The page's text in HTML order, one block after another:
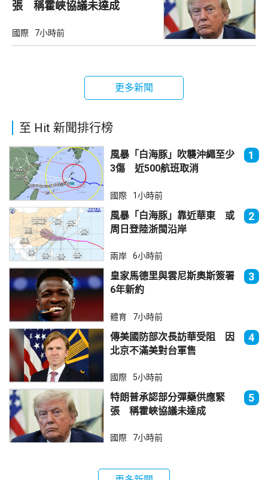
張 稱霍峽協議未達成
國際 7小時前
更多新聞
至 Hit 新聞排行榜
風暴「白海豚」吹襲沖繩至少
3傷 近500航班取消
1
國際 1小時前
風暴「白海豚」靠近華東 或
周日登陸浙閩沿岸
2
兩岸 6小時前
皇家馬德里與雲尼斯奧斯簽署
6年新約
3
體育 7小時前
傳美國防部次長訪華受阻 因
北京不滿美對台軍售
4
國際 5小時前
特朗普承認部分彈藥供應緊
張 稱霍峽協議未達成
5
國際 7小時前